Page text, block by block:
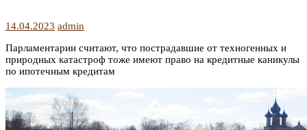
14.04.2023 admin
Парламентарии считают, что пострадавшие от техногенных и
природных катастроф тоже имеют право на кредитные каникулы
по ипотечным кредитам